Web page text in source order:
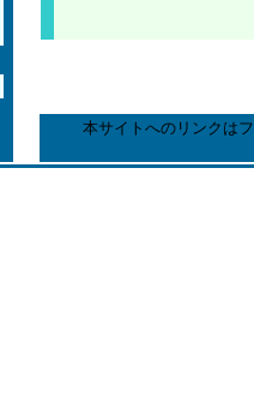
本サイトへのリンクは